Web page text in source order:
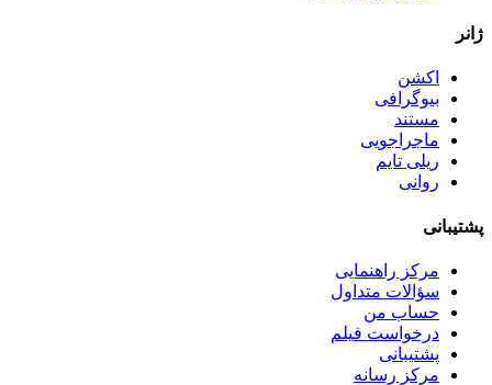
ژانر
اکشن
بیوگرافی
مستند
ماجراجویی
ریلی تایم
روانی
پشتیبانی
مرکز راهنمایی
سؤالات متداول
حساب من
درخواست فیلم
پشتیبانی
مرکز رسانه